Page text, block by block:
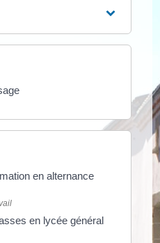
en alternance
en lycée général